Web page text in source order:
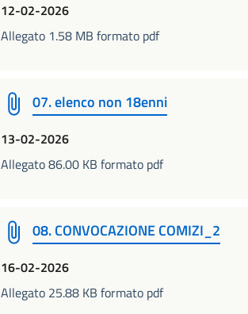
12-02-2026
Allegato 1.58 MB formato pdf
07. elenco non 18enni
13-02-2026
Allegato 86.00 KB formato pdf
08. CONVOCAZIONE COMIZI_2
16-02-2026
Allegato 25.88 KB formato pdf